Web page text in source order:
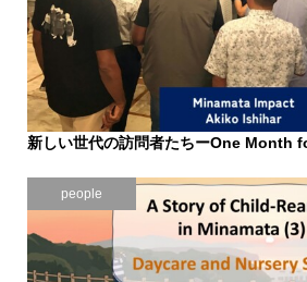
新しい世代の訪問者たちーOne Month
2025.10.29
people